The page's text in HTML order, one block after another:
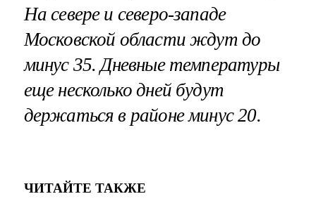
На севере и северо-западе
Московской области ждут до
минус 35. Дневные температуры
еще несколько дней будут
держаться в районе минус 20.
ЧИТАЙТЕ ТАКЖЕ